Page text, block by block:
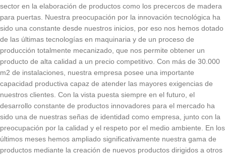
sector en la elaboración de productos como los precercos de madera
para puertas. Nuestra preocupación por la innovación tecnológica ha
sido una constante desde nuestros inicios, por eso nos hemos dotado
de las últimas tecnologías en maquinaria y de un proceso de
producción totalmente mecanizado, que nos permite obtener un
producto de alta calidad a un precio competitivo. Con más de 30.000
m2 de instalaciones, nuestra empresa posee una importante
capacidad productiva capaz de atender las mayores exigencias de
nuestros clientes. Con la vista puesta siempre en el futuro, el
desarrollo constante de productos innovadores para el mercado ha
sido una de nuestras señas de identidad como empresa, junto con la
preocupación por la calidad y el respeto por el medio ambiente. En los
últimos meses hemos ampliado significativamente nuestra gama de
productos mediante la creación de nuevos productos dirigidos a otros